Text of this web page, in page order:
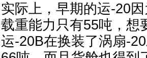
实际上，早期的运-20
载重能力只有55吨，想
运-20B在换装了涡扇-